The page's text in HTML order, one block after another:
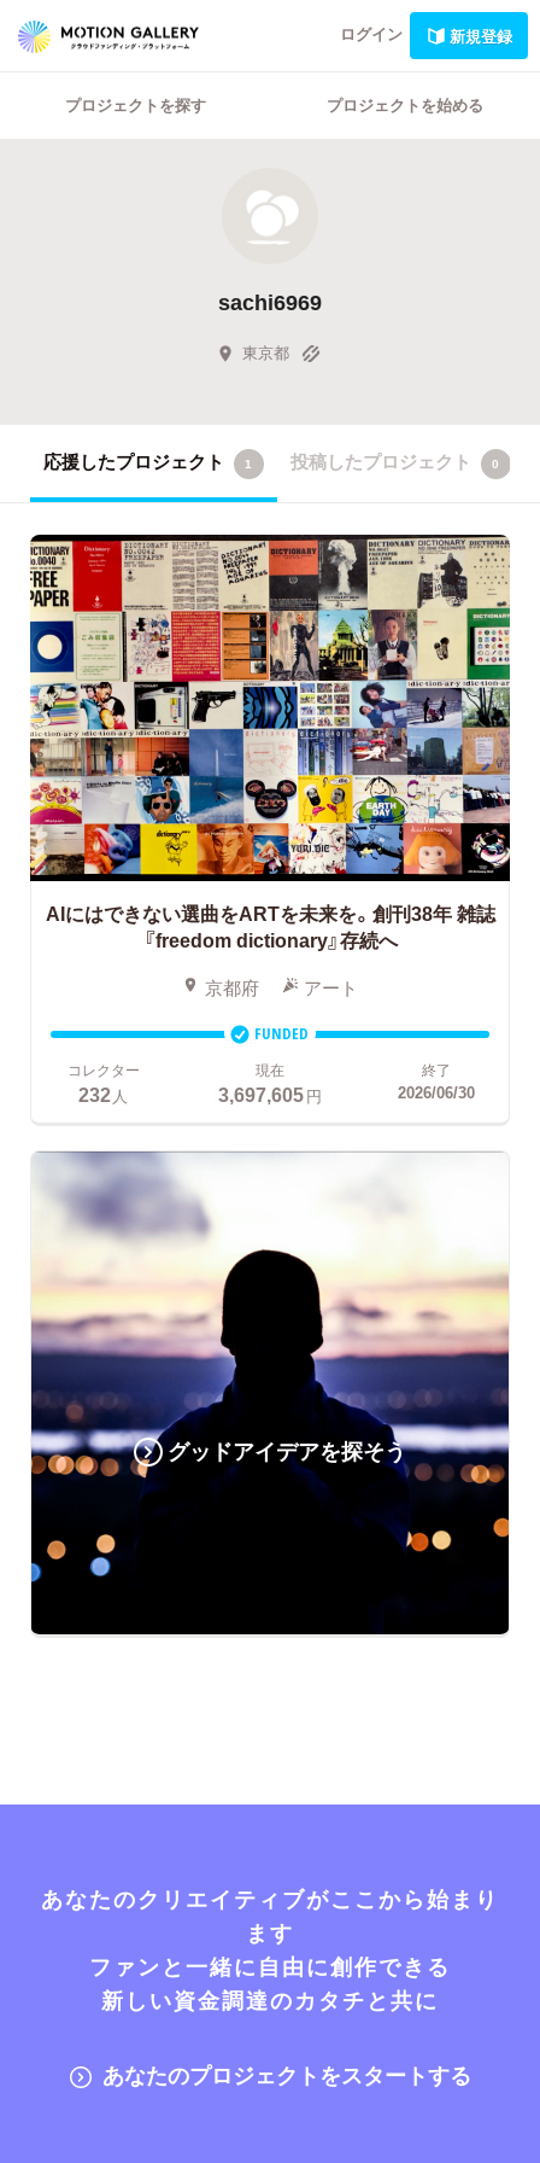
ログイン 新規登録
プロジェクトを探す プロジェクトを始める
sachi6969
東京都
応援したプロジェクト 1 投稿したプロジェクト 0
AIにはできない選曲をARTを未来を。創刊38年 雑誌
『freedom dictionary』存続へ
京都府 アート
FUNDED
コレクター
232 人
現在
3,697,605円
終了
2026/06/30
グッドアイデアを探そう
あなたのクリエイティブがここから始まり
ます
ファンと一緒に自由に創作できる
新しい資金調達のカタチと共に
あなたのプロジェクトをスタートする